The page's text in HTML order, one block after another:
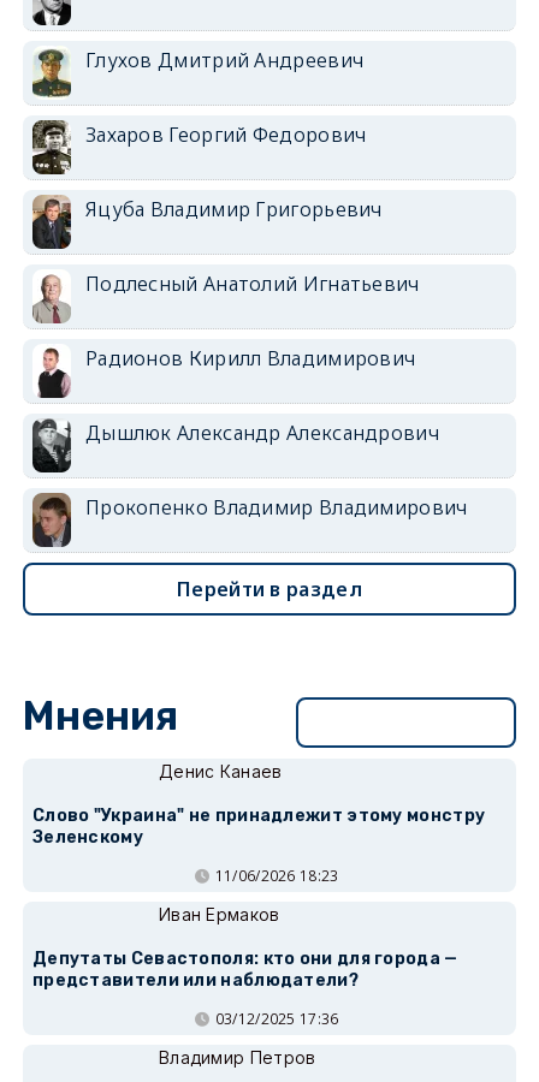
Глухов Дмитрий Андреевич
Захаров Георгий Федорович
Яцуба Владимир Григорьевич
Подлесный Анатолий Игнатьевич
Радионов Кирилл Владимирович
Дышлюк Александр Александрович
Прокопенко Владимир Владимирович
Перейти в раздел
Мнения
Денис Канаев
Слово "Украина" не принадлежит этому монстру
Зеленскому
11/06/2026 18:23
Иван Ермаков
Депутаты Севастополя: кто они для города —
представители или наблюдатели?
03/12/2025 17:36
Владимир Петров